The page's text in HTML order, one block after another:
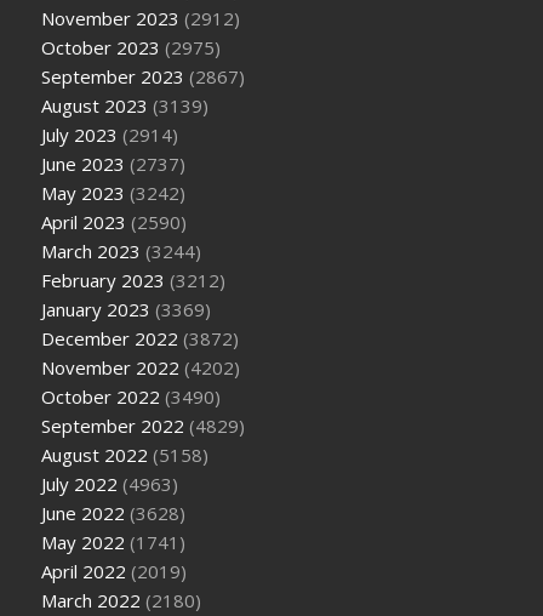
November 2023 (2912)
October 2023 (2975)
September 2023 (2867)
August 2023 (3139)
July 2023 (2914)
June 2023 (2737)
May 2023 (3242)
April 2023 (2590)
March 2023 (3244)
February 2023 (3212)
January 2023 (3369)
December 2022 (3872)
November 2022 (4202)
October 2022 (3490)
September 2022 (4829)
August 2022 (5158)
July 2022 (4963)
June 2022 (3628)
May 2022 (1741)
April 2022 (2019)
March 2022 (2180)